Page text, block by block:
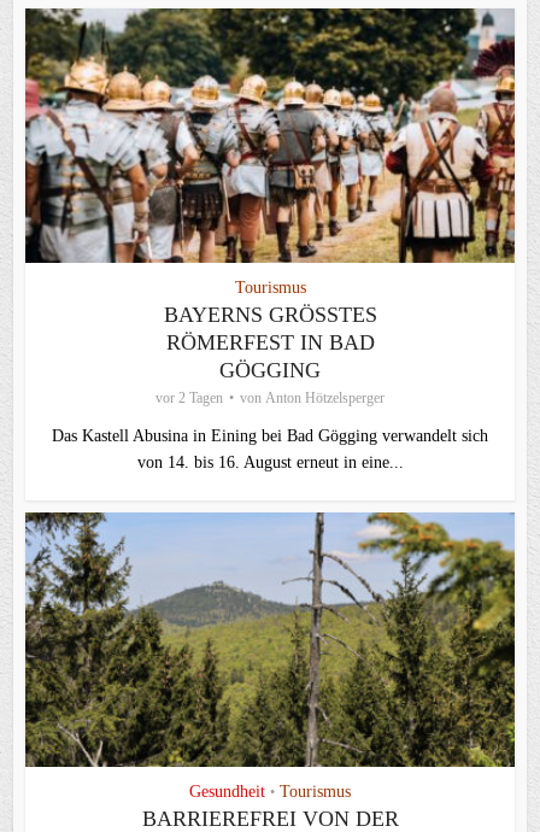
Tourismus
BAYERNS GRÖSSTES R
ÖMERFEST IN BAD G
ÖGGING
vor 2 Tagen von Anton Hötzelsperger
Das Kastell Abusina in Eining bei Bad Gögging verwandelt sich
von 14. bis 16. August erneut in eine...
Gesundheit • Tourismus
BARRIEREFREI VON DER